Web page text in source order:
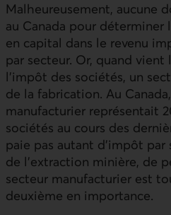
Malheureusement, aucune
au Canada pour
en capital dans le revenu
par secteur. Or, quand
l’impôt des sociétés, un
de la fabrication. Au
manufacturier représentait
sociétés au cours des
paie pas autant d’impôt
de l’extraction minière, de
secteur manufacturier est
deuxième en importance.